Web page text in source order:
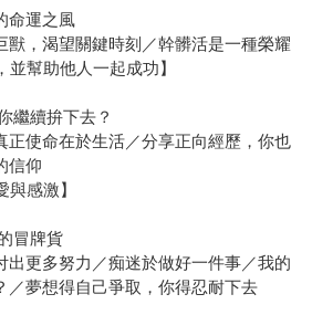
命運之風
獸，渴望關鍵時刻／幹髒活是一種榮耀
幫助他人一起成功】
繼續拚下去？
正使命在於生活／分享正向經歷，你也
信仰
感激】
冒牌貨
出更多努力／痴迷於做好一件事／我的
／夢想得自己爭取，你得忍耐下去